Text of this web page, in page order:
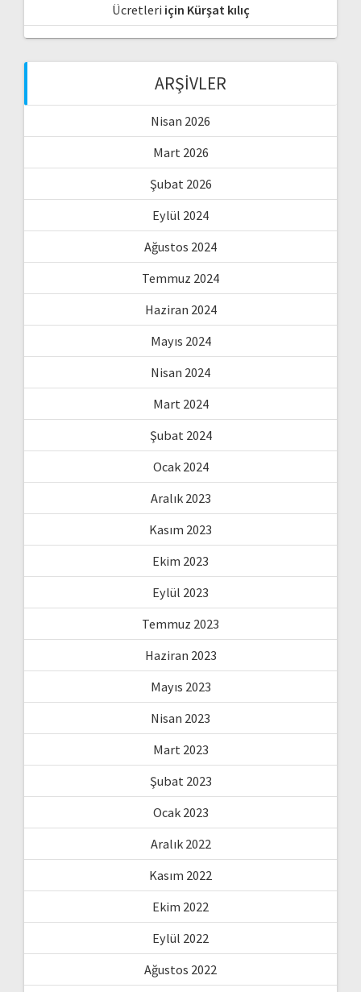
Ücretleri için Kürşat kılıç
ARŞIVLER
Nisan 2026
Mart 2026
Şubat 2026
Eylül 2024
Ağustos 2024
Temmuz 2024
Haziran 2024
Mayıs 2024
Nisan 2024
Mart 2024
Şubat 2024
Ocak 2024
Aralık 2023
Kasım 2023
Ekim 2023
Eylül 2023
Temmuz 2023
Haziran 2023
Mayıs 2023
Nisan 2023
Mart 2023
Şubat 2023
Ocak 2023
Aralık 2022
Kasım 2022
Ekim 2022
Eylül 2022
Ağustos 2022